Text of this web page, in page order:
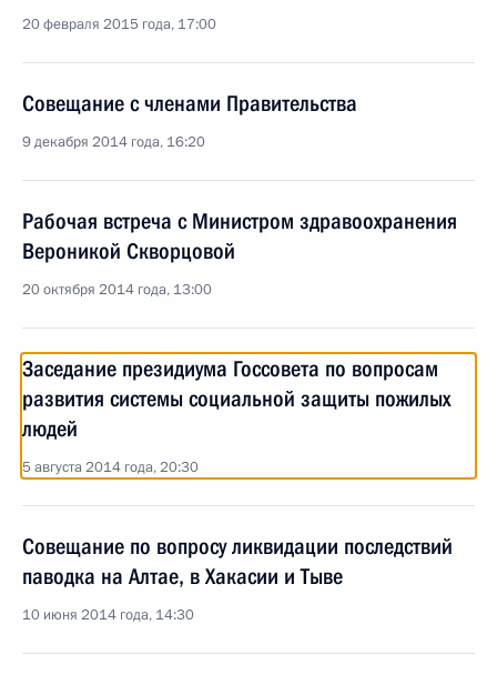
20 февраля 2015 года, 17:00
Совещание с членами Правительства
9 декабря 2014 года, 16:20
Рабочая встреча с Министром здравоохранения
Вероникой Скворцовой
20 октября 2014 года, 13:00
Заседание президиума Госсовета по вопросам
развития системы социальной защиты пожилых
людей
5 августа 2014 года, 20:30
Совещание по вопросу ликвидации последствий
паводка на Алтае, в Хакасии и Тыве
10 июня 2014 года, 14:30